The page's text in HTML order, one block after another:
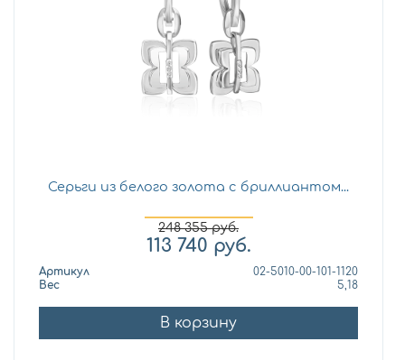
Серьги из белого золота с бриллиантом...
248 355руб.
113 740 руб.
Артикул
02-5010-00-101-1120
Вес
5,18
В корзину